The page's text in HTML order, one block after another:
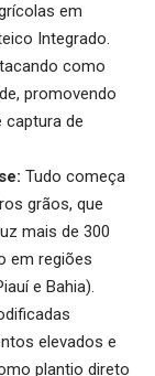
em
Integrado.
como
promovendo
captura de
Tudo começa
grãos, que
mais de 300
em regiões
e Bahia).
elevados e
plantio direto